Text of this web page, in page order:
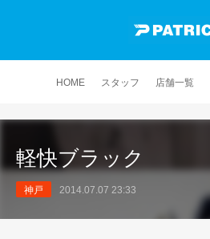
HOME スタッフ 店舗一覧
軽快ブラック
神戸 2014.07.07 23:33